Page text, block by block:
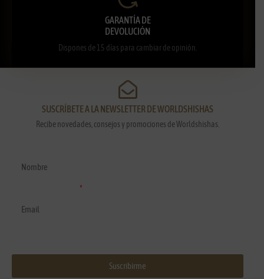
GARANTÍA DE
DEVOLUCIÓN
Dispones de 15 días para cambiar de opinión.
SUSCRÍBETE A LA NEWSLETTER DE WORLDSHISHAS
Recibe novedades, consejos y promociones de Worldshishas.
Suscribirme